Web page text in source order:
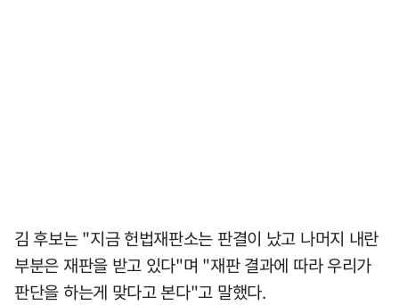
김 후보는 "지금 헌법재판소는 판결이 났고 나머지 내란
부분은 재판을 받고 있다"며 "재판 결과에 따라 우리가
판단을 하는게 맞다고 본다"고 말했다.